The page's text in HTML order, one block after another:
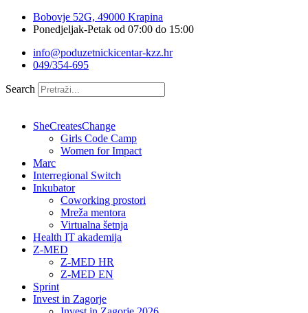
Bobovje 52G, 49000 Krapina
Ponedjeljak-Petak od 07:00 do 15:00
info@poduzetnickicentar-kzz.hr
049/354-695
Search
SheCreatesChange
Girls Code Camp
Women for Impact
Marc
Interregional Switch
Inkubator
Coworking prostori
Mreža mentora
Virtualna šetnja
Health IT akademija
Z-MED
Z-MED HR
Z-MED EN
Sprint
Invest in Zagorje